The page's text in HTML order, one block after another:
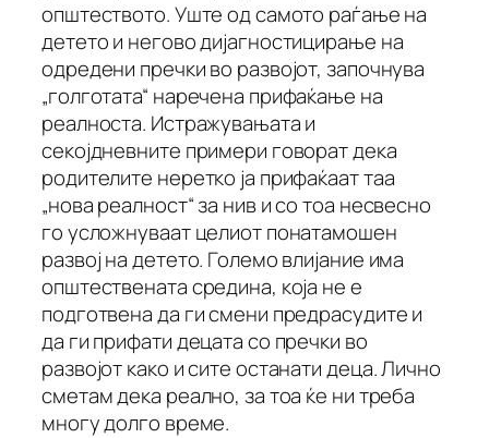
општеството. Уште од самото раѓање на
детето и негово дијагностицирање на
одредени пречки во развојот, започнува
„голготата“ наречена прифаќање на
реалноста. Истражувањата и
секојдневните примери говорат дека
родителите неретко ја прифаќаат таа
„нова реалност“ за нив и со тоа несвесно
го усложнуваат целиот понатамошен
развој на детето. Големо влијание има
општествената средина, која не е
подготвена да ги смени предрасудите и
да ги прифати децата со пречки во
развојот како и сите останати деца. Лично
сметам дека реално, за тоа ќе ни треба
многу долго време.